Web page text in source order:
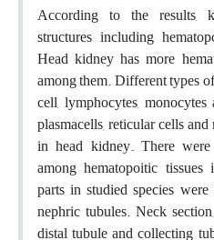
According to the results,
structures including
Head kidney has more
among them. Different types
cell, lymphocytes,
plasmacells, reticular cells
in head kidney. There were
among hematopoitic
parts in studied species
nephric tubules. Neck
distal tubule and collecting